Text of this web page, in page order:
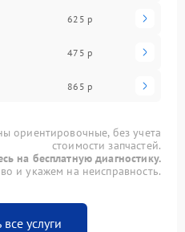
625 р
475 р
865 р
ориентировочные, без учета
стоимости запчастей.
на бесплатную диагностику.
и укажем на неисправность.
услуги